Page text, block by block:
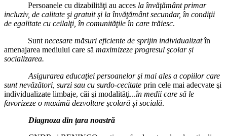
Persoanele cu dizabilităţi au acces la învăţământ primar
incluziv, de calitate şi gratuit și la învăţământ secundar, în condiţii
de egalitate cu ceilalţi, în comunităţile în care trăiesc.
Suntnecesare măsuri eficiente de sprijin individualizatîn
amenajarea mediului care să maximizeze progresul şcolar și
socializarea.
Asigurarea educaţiei persoanelor şi mai ales a copiilor care
sunt nevăzători, surzi sau cu surdo‑cecitate prin cele mai adecvate şi
individualizate limbaje, căi şi modalităţi...în medii care să le
favorizeze o maximă dezvoltare şcolară și socială.
Diagnoza din țara noastră